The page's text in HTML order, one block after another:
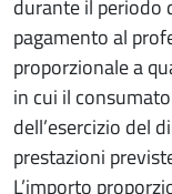
durante il periodo
pagamento al
proporzionale a
in cui il
dell’esercizio del
prestazioni
L’importo